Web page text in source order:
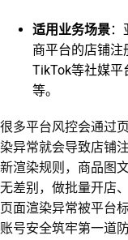
适用业务场景：
商平台的店铺注
TikTok等社媒平
等。
很多平台风控会通过
染异常就会导致店铺
新渲染规则，商品图
无差别，做批量开店
页面渲染异常被平台
账号安全筑牢第一道防